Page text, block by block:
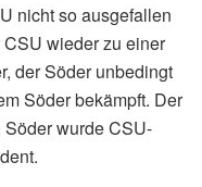
nicht so ausgefallen
wieder zu einer
der Söder unbedingt
Söder bekämpft. Der
wurde CSU-